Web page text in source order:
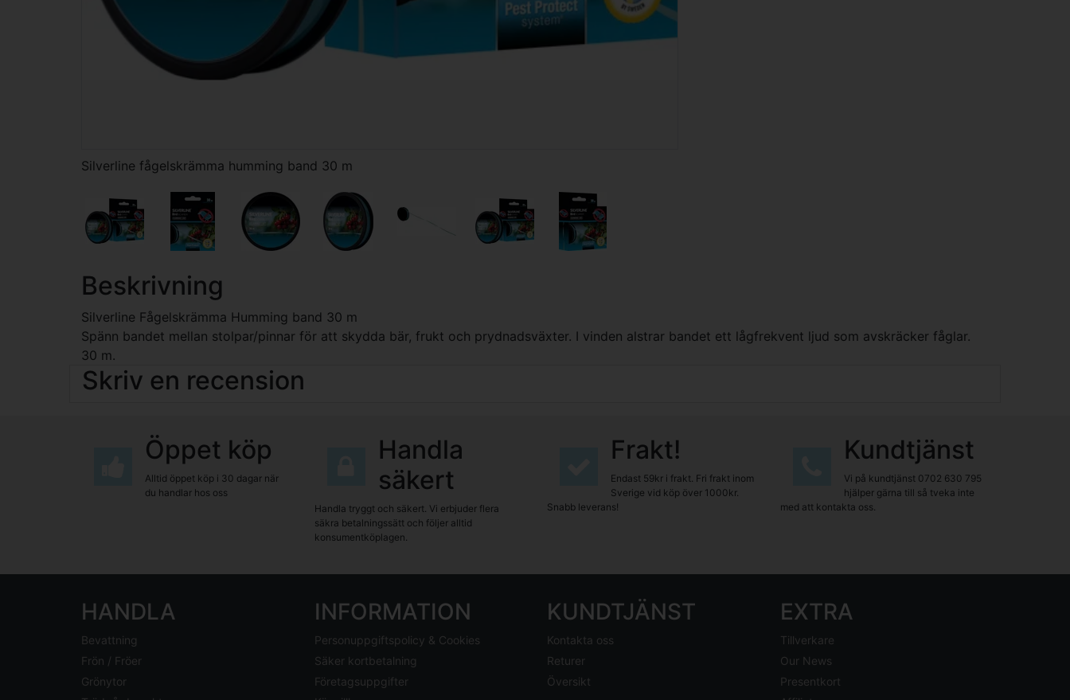
Silverline fågelskrämma humming band 30 m
Beskrivning
Silverline Fågelskrämma Humming band 30 m
Spänn bandet mellan stolpar/pinnar för att skydda bär, frukt och prydnadsväxter. I vinden alstrar bandet ett lågfrekvent ljud som avskräcker fåglar.
30 m.
Skriv en recension
Öppet köp
Alltid öppet köp i 30 dagar när
du handlar hos oss
Handla
säkert
Handla tryggt och säkert. Vi erbjuder flera
säkra betalningssätt och följer alltid
konsumentköplagen.
Frakt!
Endast 59kr i frakt. Fri frakt inom
Sverige vid köp över 1000kr.
Snabb leverans!
Kundtjänst
Vi på kundtjänst 0702 630 795
hjälper gärna till så tveka inte
med att kontakta oss.
HANDLA
Bevattning
Frön / Fröer
Grönytor
INFORMATION
Personuppgiftspolicy & Cookies
Säker kortbetalning
Företagsuppgifter
KUNDTJÄNST
Kontakta oss
Returer
Översikt
EXTRA
Tillverkare
Our News
Presentkort